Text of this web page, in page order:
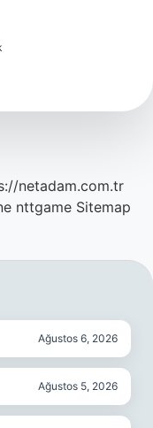
netadam.com.tr
nttgame Sitemap
Ağustos 6, 2026
Ağustos 5, 2026